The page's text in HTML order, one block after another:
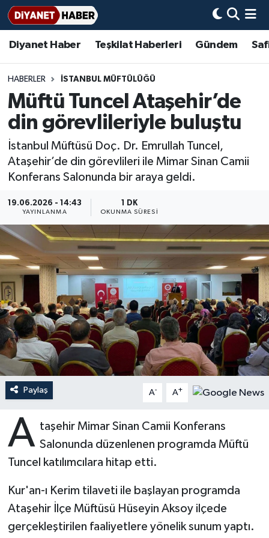
Diyanet Haber Teşkilat Haberleri Gündem
HABERLER İSTANBUL MÜFTÜLÜĞÜ
Müftü Tuncel Ataşehir’de
din görevlileriyle buluştu
İstanbul Müftüsü Doç. Dr. Emrullah Tuncel,
Ataşehir’de din görevlileri ile Mimar Sinan Camii
Konferans Salonunda bir araya geldi.
19.06.2026 - 14:43
YAYINLANMA
1 DK
OKUNMA SÜRESI
Paylaş A- A+
A taşehir Mimar Sinan Camii Konferans
Salonunda düzenlenen programda Müftü
Tuncel katılımcılara hitap etti.
Kur'an-ı Kerim tilaveti ile başlayan programda
Ataşehir İlçe Müftüsü Hüseyin Aksoy ilçede
gerçekleştirilen faaliyetlere yönelik sunum yaptı.
Diyanet Haber
Teşkilat Haberleri
Adana Müftülüğü
Adıyaman Müftülüğü
Afyonkarahisar Müftülüğü
Aksaray Müftülüğü
Amasya Müftülüğü
Ankara Müftülüğü
Antalya Müftülüğü
Ardahan Müftülüğü
Artvin Müftülüğü
Aydın Müftülüğü
Balıkesir Müftülüğü
Batman Müftülüğü
Bilecik Müftülüğü
Bingöl Müftülüğü
Gündem
Bir Ayet
Bir Hikaye
Biyografiler
Diyanet Bilgi
Diyanet Takvimi
Dualar
Hadislerle İslam
Kudüs
Kurban
Mukabele
Peygamberimizin Hayatı
Sahabeler
Basında Bugün
DİYANET eKİTAP
Diyanet Dergi
Aile Dergisi
Aylık Dergi
TDV
Hutbeler
DİYANET AKADEMİ
DİYANET GENÇLİK
DİYANET RADYO/TV
Dünya
İmam Hatip Okulları
Kültür-Sanat
Başmakale
Hadis-i Şerifler
Hayat Okumaları
Nöbetçi Eczaneler
Hava Durumu
Ankara Namaz Vakitleri
Süper Lig Puan Durumu ve Fikstür
Tüm Manşetler
Son Dakika Haberleri
Haber Arşivi